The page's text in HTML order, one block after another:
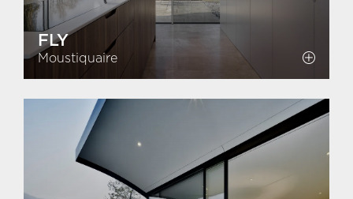
FLY
Moustiquaire